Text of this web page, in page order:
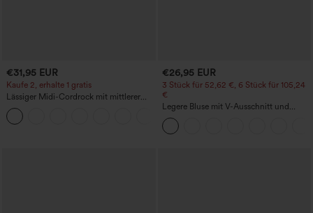
€31,95 EUR
Kaufe 2, erhalte 1 gratis
Lässiger Midi-Cordrock mit mittlerer
Bundhöhe und vorderseitiger
Klapptasche
€26,95 EUR
3 Stück für 52,62 €, 6 Stück für 105,24
€
Legere Bluse mit V-Ausschnitt und
kurzen Puffärmeln